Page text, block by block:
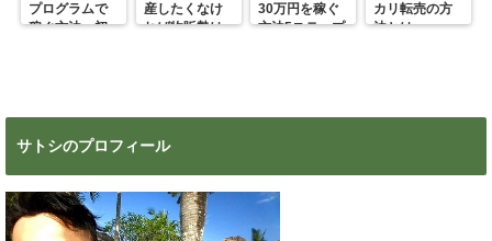
プログラムで
稼ぐ方法 初
産したくなけ
れば物販勢は
30万円を稼ぐ
方法5ステップ
カリ転売の方
法とは
サトシのプロフィール